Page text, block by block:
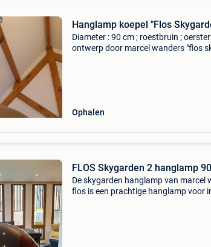
Hanglamp koepel "Flos
Diameter : 90 cm ; roestbruin ;
ontwerp door marcel wanders "flos
Ophalen
FLOS Skygarden 2 hanglamp
De skygarden hanglamp van marcel
flos is een prachtige hanglamp voor